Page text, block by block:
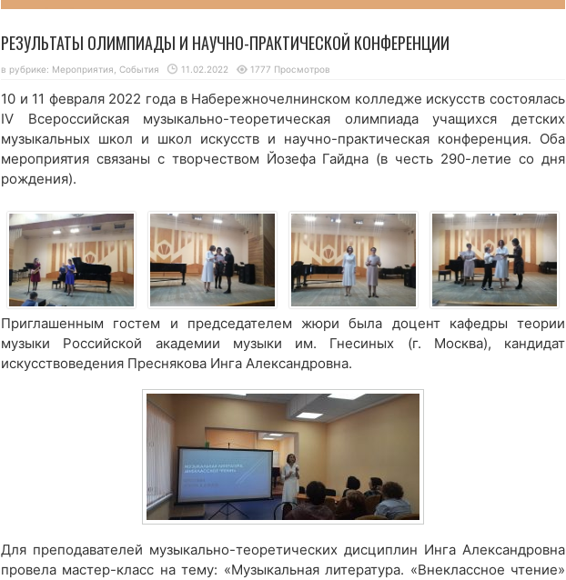
РЕЗУЛЬТАТЫ ОЛИМПИАДЫ И НАУЧНО-ПРАКТИЧЕСКОЙ КОНФЕРЕНЦИИ
в рубрике: Мероприятия События 11.02.2022 1777 Просмотров
10 и 11 февраля 2022 года в Набережночелнинском колледже искусств состоялась
IV Всероссийская музыкально-теоретическая олимпиада учащихся детских
музыкальных школ и школ искусств и научно-практическая конференция. Оба
мероприятия связаны с творчеством Йозефа Гайдна (в честь 290-летие со дня
рождения).
Приглашенным гостем и председателем жюри была доцент кафедры теории
музыки Российской академии музыки им. Гнесиных (г. Москва), кандидат
искусствоведения Преснякова Инга Александровна.
Для преподавателей музыкально-теоретических дисциплин Инга Александровна
провела мастер-класс на тему: «Музыкальная литература. «Внеклассное чтение»